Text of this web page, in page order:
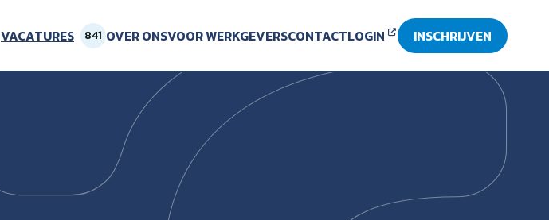
VACATURES 841 OVER ONSVOOR WERKGEVERSCONTACTLOGIN INSCHRIJVEN